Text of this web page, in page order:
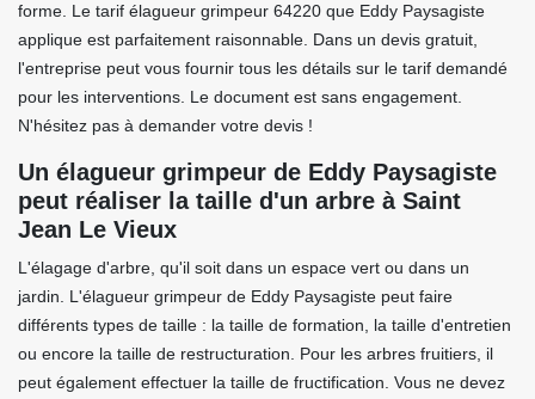
forme. Le tarif élagueur grimpeur 64220 que Eddy Paysagiste
applique est parfaitement raisonnable. Dans un devis gratuit,
l'entreprise peut vous fournir tous les détails sur le tarif demandé
pour les interventions. Le document est sans engagement.
N'hésitez pas à demander votre devis !
Un élagueur grimpeur de Eddy Paysagiste
peut réaliser la taille d'un arbre à Saint
Jean Le Vieux
L'élagage d'arbre, qu'il soit dans un espace vert ou dans un
jardin. L'élagueur grimpeur de Eddy Paysagiste peut faire
différents types de taille : la taille de formation, la taille d'entretien
ou encore la taille de restructuration. Pour les arbres fruitiers, il
peut également effectuer la taille de fructification. Vous ne devez